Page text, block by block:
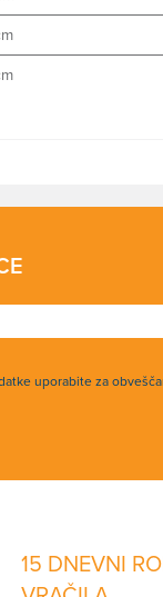
uporabite za
15 DNEVNI